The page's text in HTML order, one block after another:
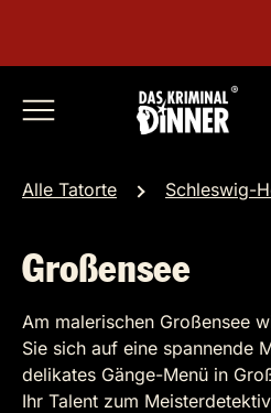
Alle Tatorte Schleswig-
Großensee
Am malerischen Großensee
Sie sich auf eine spannende
delikates Gänge-Menü in
Ihr Talent zum